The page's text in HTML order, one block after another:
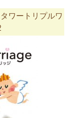
ワートリプルワ